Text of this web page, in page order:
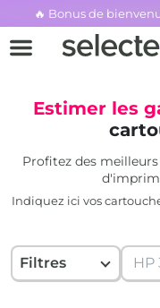
🔥 Bonus de
Rachat cartouche
Estimer les
Profitez des
Indiquez ici vos
Filtres